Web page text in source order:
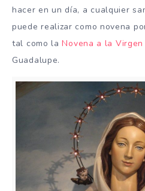
hacer en un día, a cualquier
puede realizar como novena
tal como laNovena a la Virgen
Guadalupe.